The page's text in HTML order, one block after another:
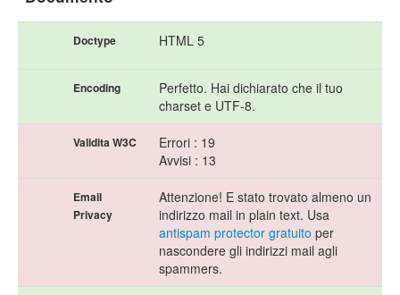
Doctype HTML 5
Encoding
Perfetto. Hai dichiarato che il tuo
charset e UTF-8.
Validita W3C
Errori : 19
Avvisi : 13
Email
Privacy
Attenzione! E stato trovato almeno un
indirizzo mail in plain text. Usa
antispam protector gratuito per
nascondere gli indirizzi mail agli
spammers.